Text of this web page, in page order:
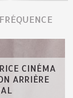
CINÉMA
ARRIÈRE